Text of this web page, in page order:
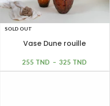
SOLD OUT
Vase Dune rouille
255 TND – 325 TND